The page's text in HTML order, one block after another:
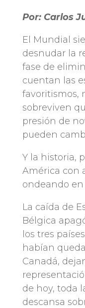
Por: Carlos
El Mundial
desnudar la
fase de
cuentan las
favoritismos,
sobreviven
presión de
pueden
Y la historia,
América con
ondeando en
La caída de
Bélgica
los tres
habían
Canadá,
de hoy, toda
descansa